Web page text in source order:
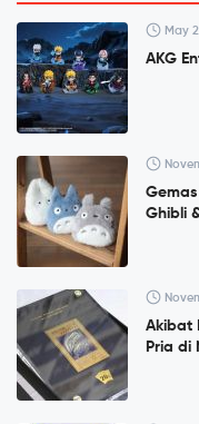
May
AKG
Ghibli
Akibat
Pria di